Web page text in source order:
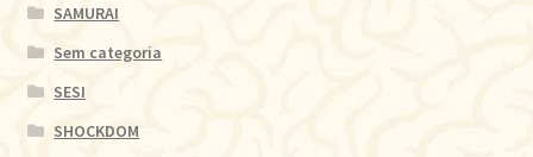
SAMURAI
Sem categoria
SESI
SHOCKDOM